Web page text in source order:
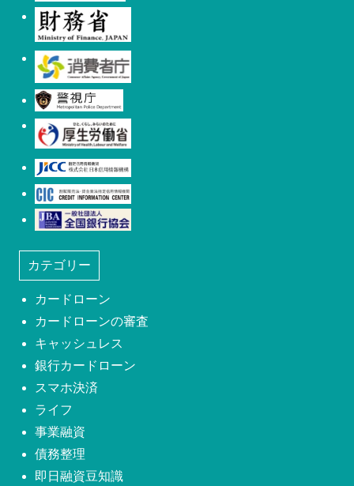
カテゴリー
カードローン
カードローンの審査
キャッシュレス
銀行カードローン
スマホ決済
ライフ
事業融資
債務整理
即日融資豆知識